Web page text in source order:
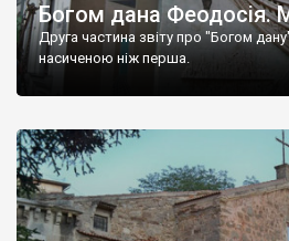
Богом дана Феодосія.
Друга частина звіту про "Богом
насиченою ніж перша.